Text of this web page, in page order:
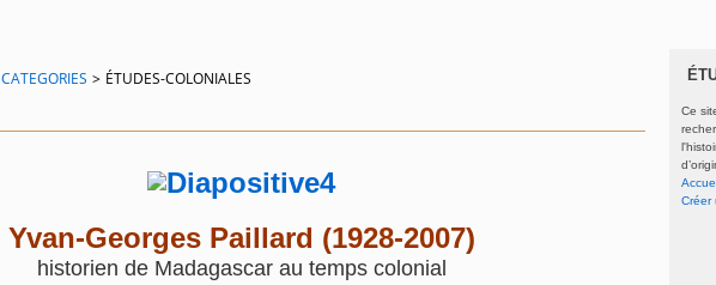
CATEGORIES > ÉTUDES-COLONIALES
Yvan-Georges Paillard (1928-2007)
historien de Madagascar au temps colonial
Ce
Créer